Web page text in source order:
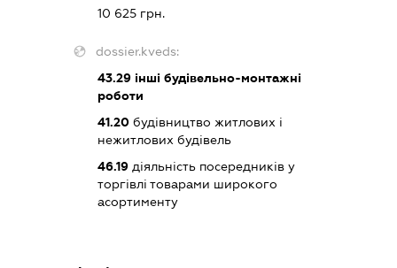
10 625 грн.
dossier.kveds:
43.29інші будівельно-монтажні
роботи
41.20будівництво житлових і
нежитлових будівель
46.19діяльність посередників у
торгівлі товарами широкого
асортименту